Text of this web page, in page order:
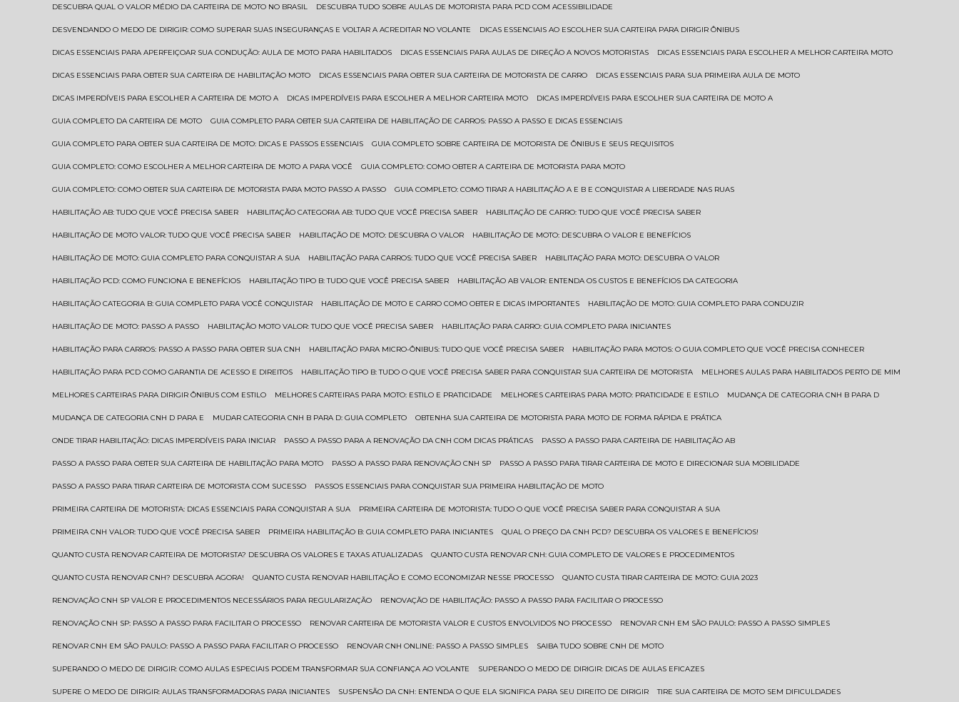
DESCUBRA QUAL O VALOR MÉDIO DA CARTEIRA DE MOTO NO BRASIL DESCUBRA TUDO SOBRE AULAS DE MOTORISTA PARA PCD COM ACESSIBILIDADE
DESVENDANDO O MEDO DE DIRIGIR: COMO SUPERAR SUAS INSEGURANÇAS E VOLTAR A ACREDITAR NO VOLANTE DICAS ESSENCIAIS AO ESCOLHER SUA CARTEIRA PARA DIRIGIR ÔNIBUS
DICAS ESSENCIAIS PARA APERFEIÇOAR SUA CONDUÇÃO: AULA DE MOTO PARA HABILITADOS DICAS ESSENCIAIS PARA AULAS DE DIREÇÃO A NOVOS MOTORISTAS DICAS ESSENCIAIS PARA ESCOLHER A MELHOR CARTEIRA MOTO
DICAS ESSENCIAIS PARA OBTER SUA CARTEIRA DE HABILITAÇÃO MOTO DICAS ESSENCIAIS PARA OBTER SUA CARTEIRA DE MOTORISTA DE CARRO DICAS ESSENCIAIS PARA SUA PRIMEIRA AULA DE MOTO
DICAS IMPERDÍVEIS PARA ESCOLHER A CARTEIRA DE MOTO A DICAS IMPERDÍVEIS PARA ESCOLHER A MELHOR CARTEIRA MOTO DICAS IMPERDÍVEIS PARA ESCOLHER SUA CARTEIRA DE MOTO A
GUIA COMPLETO DA CARTEIRA DE MOTO GUIA COMPLETO PARA OBTER SUA CARTEIRA DE HABILITAÇÃO DE CARROS: PASSO A PASSO E DICAS ESSENCIAIS
GUIA COMPLETO PARA OBTER SUA CARTEIRA DE MOTO: DICAS E PASSOS ESSENCIAIS GUIA COMPLETO SOBRE CARTEIRA DE MOTORISTA DE ÔNIBUS E SEUS REQUISITOS
GUIA COMPLETO: COMO ESCOLHER A MELHOR CARTEIRA DE MOTO A PARA VOCÊ GUIA COMPLETO: COMO OBTER A CARTEIRA DE MOTORISTA PARA MOTO
GUIA COMPLETO: COMO OBTER SUA CARTEIRA DE MOTORISTA PARA MOTO PASSO A PASSO GUIA COMPLETO: COMO TIRAR A HABILITAÇÃO A E B E CONQUISTAR A LIBERDADE NAS RUAS
HABILITAÇÃO AB: TUDO QUE VOCÊ PRECISA SABER HABILITAÇÃO CATEGORIA AB: TUDO QUE VOCÊ PRECISA SABER HABILITAÇÃO DE CARRO: TUDO QUE VOCÊ PRECISA SABER
HABILITAÇÃO DE MOTO VALOR: TUDO QUE VOCÊ PRECISA SABER HABILITAÇÃO DE MOTO: DESCUBRA O VALOR HABILITAÇÃO DE MOTO: DESCUBRA O VALOR E BENEFÍCIOS
HABILITAÇÃO DE MOTO: GUIA COMPLETO PARA CONQUISTAR A SUA HABILITAÇÃO PARA CARROS: TUDO QUE VOCÊ PRECISA SABER HABILITAÇÃO PARA MOTO: DESCUBRA O VALOR
HABILITAÇÃO PCD: COMO FUNCIONA E BENEFÍCIOS HABILITAÇÃO TIPO B: TUDO QUE VOCÊ PRECISA SABER HABILITAÇÃO AB VALOR: ENTENDA OS CUSTOS E BENEFÍCIOS DA CATEGORIA
HABILITAÇÃO CATEGORIA B: GUIA COMPLETO PARA VOCÊ CONQUISTAR HABILITAÇÃO DE MOTO E CARRO COMO OBTER E DICAS IMPORTANTES HABILITAÇÃO DE MOTO: GUIA COMPLETO PARA CONDUZIR
HABILITAÇÃO DE MOTO: PASSO A PASSO HABILITAÇÃO MOTO VALOR: TUDO QUE VOCÊ PRECISA SABER HABILITAÇÃO PARA CARRO: GUIA COMPLETO PARA INICIANTES
HABILITAÇÃO PARA CARROS: PASSO A PASSO PARA OBTER SUA CNH HABILITAÇÃO PARA MICRO-ÔNIBUS: TUDO QUE VOCÊ PRECISA SABER HABILITAÇÃO PARA MOTOS: O GUIA COMPLETO QUE VOCÊ PRECISA CONHECER
HABILITAÇÃO PARA PCD COMO GARANTIA DE ACESSO E DIREITOS HABILITAÇÃO TIPO B: TUDO O QUE VOCÊ PRECISA SABER PARA CONQUISTAR SUA CARTEIRA DE MOTORISTA MELHORES AULAS PARA HABILITADOS PERTO DE MIM
MELHORES CARTEIRAS PARA DIRIGIR ÔNIBUS COM ESTILO MELHORES CARTEIRAS PARA MOTO: ESTILO E PRATICIDADE MELHORES CARTEIRAS PARA MOTO: PRATICIDADE E ESTILO MUDANÇA DE CATEGORIA CNH B PARA D
MUDANÇA DE CATEGORIA CNH D PARA E MUDAR CATEGORIA CNH B PARA D: GUIA COMPLETO OBTENHA SUA CARTEIRA DE MOTORISTA PARA MOTO DE FORMA RÁPIDA E PRÁTICA
ONDE TIRAR HABILITAÇÃO: DICAS IMPERDÍVEIS PARA INICIAR PASSO A PASSO PARA A RENOVAÇÃO DA CNH COM DICAS PRÁTICAS PASSO A PASSO PARA CARTEIRA DE HABILITAÇÃO AB
PASSO A PASSO PARA OBTER SUA CARTEIRA DE HABILITAÇÃO PARA MOTO PASSO A PASSO PARA RENOVAÇÃO CNH SP PASSO A PASSO PARA TIRAR CARTEIRA DE MOTO E DIRECIONAR SUA MOBILIDADE
PASSO A PASSO PARA TIRAR CARTEIRA DE MOTORISTA COM SUCESSO PASSOS ESSENCIAIS PARA CONQUISTAR SUA PRIMEIRA HABILITAÇÃO DE MOTO
PRIMEIRA CARTEIRA DE MOTORISTA: DICAS ESSENCIAIS PARA CONQUISTAR A SUA PRIMEIRA CARTEIRA DE MOTORISTA: TUDO O QUE VOCÊ PRECISA SABER PARA CONQUISTAR A SUA
PRIMEIRA CNH VALOR: TUDO QUE VOCÊ PRECISA SABER PRIMEIRA HABILITAÇÃO B: GUIA COMPLETO PARA INICIANTES QUAL O PREÇO DA CNH PCD? DESCUBRA OS VALORES E BENEFÍCIOS!
QUANTO CUSTA RENOVAR CARTEIRA DE MOTORISTA? DESCUBRA OS VALORES E TAXAS ATUALIZADAS QUANTO CUSTA RENOVAR CNH: GUIA COMPLETO DE VALORES E PROCEDIMENTOS
QUANTO CUSTA RENOVAR CNH? DESCUBRA AGORA! QUANTO CUSTA RENOVAR HABILITAÇÃO E COMO ECONOMIZAR NESSE PROCESSO QUANTO CUSTA TIRAR CARTEIRA DE MOTO: GUIA 2023
RENOVAÇÃO CNH SP VALOR E PROCEDIMENTOS NECESSÁRIOS PARA REGULARIZAÇÃO RENOVAÇÃO DE HABILITAÇÃO: PASSO A PASSO PARA FACILITAR O PROCESSO
RENOVAÇÃO CNH SP: PASSO A PASSO PARA FACILITAR O PROCESSO RENOVAR CARTEIRA DE MOTORISTA VALOR E CUSTOS ENVOLVIDOS NO PROCESSO RENOVAR CNH EM SÃO PAULO: PASSO A PASSO SIMPLES
RENOVAR CNH EM SÃO PAULO: PASSO A PASSO PARA FACILITAR O PROCESSO RENOVAR CNH ONLINE: PASSO A PASSO SIMPLES SAIBA TUDO SOBRE CNH DE MOTO
SUPERANDO O MEDO DE DIRIGIR: COMO AULAS ESPECIAIS PODEM TRANSFORMAR SUA CONFIANÇA AO VOLANTE SUPERANDO O MEDO DE DIRIGIR: DICAS DE AULAS EFICAZES
SUPERE O MEDO DE DIRIGIR: AULAS TRANSFORMADORAS PARA INICIANTES SUSPENSÃO DA CNH: ENTENDA O QUE ELA SIGNIFICA PARA SEU DIREITO DE DIRIGIR TIRE SUA CARTEIRA DE MOTO SEM DIFICULDADES